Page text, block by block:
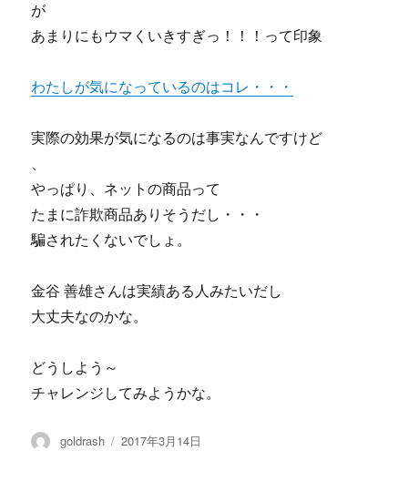
が
あまりにもウマくいきすぎっ！！！って印象
わたしが気になっているのはコレ・・・
実際の効果が気になるのは事実なんですけど
、
やっぱり、ネットの商品って
たまに詐欺商品ありそうだし・・・
騙されたくないでしょ。
金谷 善雄さんは実績ある人みたいだし
大丈夫なのかな。
どうしよう～
チャレンジしてみようかな。
投
goldrash
投
2017年3月14日